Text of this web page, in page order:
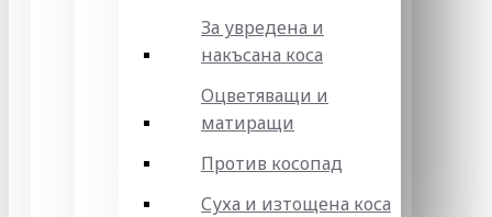
За увредена и
накъсана коса
Оцветяващи и
матиращи
Против косопад
Суха и изтощена коса